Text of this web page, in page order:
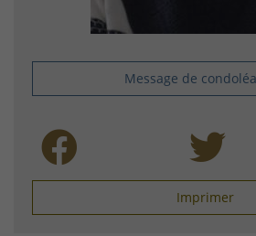
Message de
Imprimer